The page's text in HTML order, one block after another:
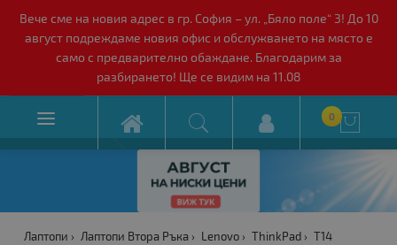
Вече сме на новия адрес в гр. София – ул. „Бяло поле“ 3! До 10
август подреждаме новия офис и обслужването на място е
само с предварително обаждане. Благодарим за
разбирането! Ще се видим на 11.08
 0 
Лаптопи Лаптопи Втора Ръка Lenovo ThinkPad T14